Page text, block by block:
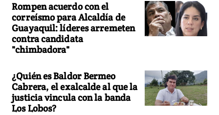
Rompen acuerdo con el
correísmo para Alcaldía de
Guayaquil: líderes arremeten
contra candidata
"chimbadora"
¿Quién es Baldor Bermeo
Cabrera, el exalcalde al que la
justicia vincula con la banda
Los Lobos?